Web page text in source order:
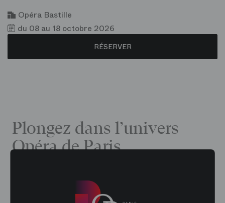
Opéra Bastille
du 08 au 18 octobre 2026
RÉSERVER
Plongez dans l’univers
Opéra de Paris